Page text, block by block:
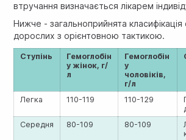
втручання визначається лікарем
Нижче - загальноприйнята класифікація
дорослих з орієнтовною тактикою.
Ступінь
Гемоглобін
у жінок, г/
л
Гемоглобін
у
чоловіків,
г/л
Легка 110-119 110-129
Середня
80-109 80-109